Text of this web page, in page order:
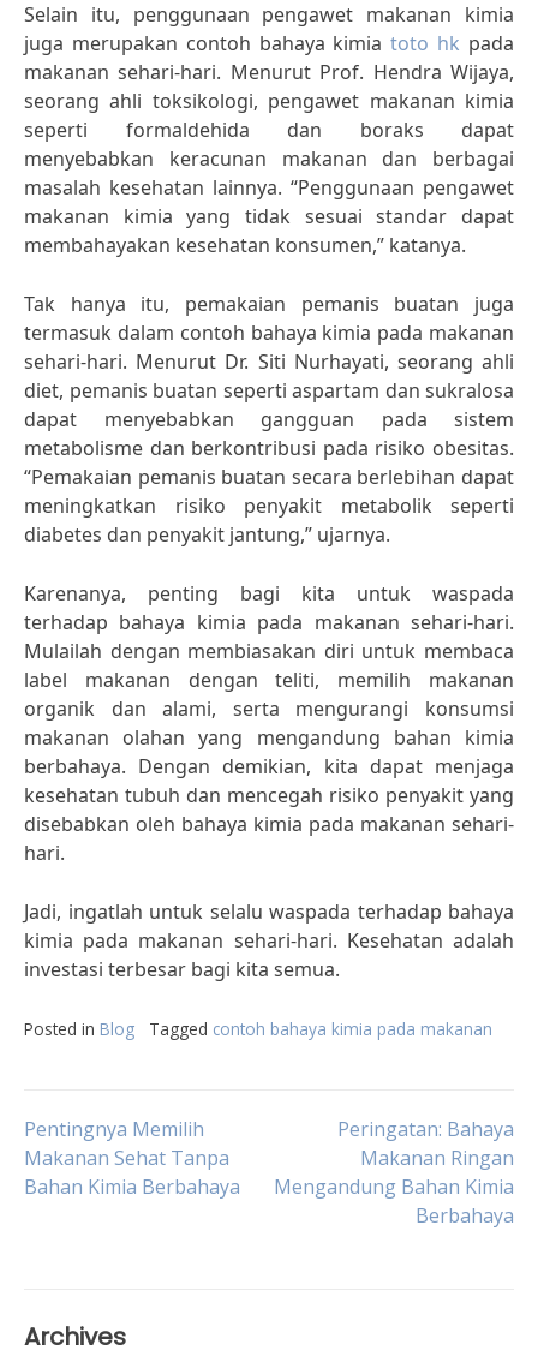
Selain itu, penggunaan pengawet makanan kimia
juga merupakan contoh bahaya kimiatoto hk pada
makanan sehari-hari. Menurut Prof. Hendra Wijaya,
seorang ahli toksikologi, pengawet makanan kimia
seperti formaldehida dan boraks dapat
menyebabkan keracunan makanan dan berbagai
masalah kesehatan lainnya. “Penggunaan pengawet
makanan kimia yang tidak sesuai standar dapat
membahayakan kesehatan konsumen,” katanya.
Tak hanya itu, pemakaian pemanis buatan juga
termasuk dalam contoh bahaya kimia pada makanan
sehari-hari. Menurut Dr. Siti Nurhayati, seorang ahli
diet, pemanis buatan seperti aspartam dan sukralosa
dapat menyebabkan gangguan pada sistem
metabolisme dan berkontribusi pada risiko obesitas.
“Pemakaian pemanis buatan secara berlebihan dapat
meningkatkan risiko penyakit metabolik seperti
diabetes dan penyakit jantung,” ujarnya.
Karenanya, penting bagi kita untuk waspada
terhadap bahaya kimia pada makanan sehari-hari.
Mulailah dengan membiasakan diri untuk membaca
label makanan dengan teliti, memilih makanan
organik dan alami, serta mengurangi konsumsi
makanan olahan yang mengandung bahan kimia
berbahaya. Dengan demikian, kita dapat menjaga
kesehatan tubuh dan mencegah risiko penyakit yang
disebabkan oleh bahaya kimia pada makanan sehari-
hari.
Jadi, ingatlah untuk selalu waspada terhadap bahaya
kimia pada makanan sehari-hari. Kesehatan adalah
investasi terbesar bagi kita semua.
Posted in Blog Tagged contoh bahaya kimia pada makanan
Post
navigation
Pentingnya Memilih
Makanan Sehat Tanpa
Bahan Kimia Berbahaya
Peringatan: Bahaya
Makanan Ringan
Mengandung Bahan Kimia
Berbahaya
Archives